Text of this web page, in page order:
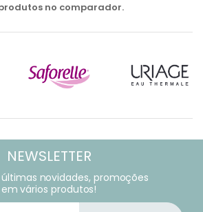
no comparador.
NEWSLETTER
novidades, promoções
em vários produtos!